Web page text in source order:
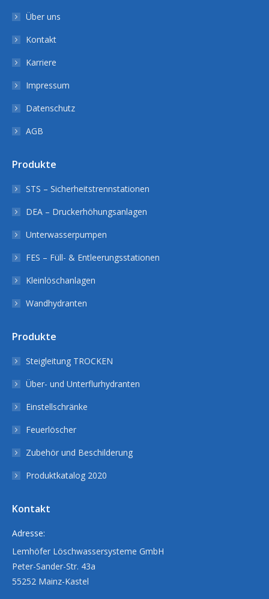
Über uns
Kontakt
Karriere
Impressum
Datenschutz
AGB
Produkte
STS – Sicherheitstrennstationen
DEA – Druckerhöhungsanlagen
Unterwasserpumpen
FES – Füll- & Entleerungsstationen
Kleinlöschanlagen
Wandhydranten
Produkte
Steigleitung TROCKEN
Über- und Unterflurhydranten
Einstellschränke
Feuerlöscher
Zubehör und Beschilderung
Produktkatalog 2020
Kontakt
Adresse:
Lemhöfer Löschwassersysteme GmbH
Peter-Sander-Str. 43a
55252 Mainz-Kastel